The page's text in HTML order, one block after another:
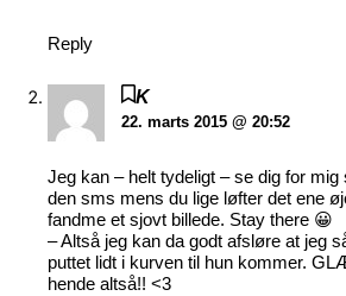
Reply
K
22. marts 2015 @ 20:52
Jeg kan – helt tydeligt – se dig for
den sms mens du lige løfter det ene
fandme et sjovt billede. Stay there 😀
– Altså jeg kan da godt afsløre at jeg
puttet lidt i kurven til hun kommer.
hende altså!! <3